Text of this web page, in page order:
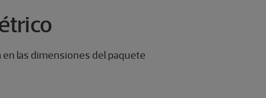
las dimensiones del paquete